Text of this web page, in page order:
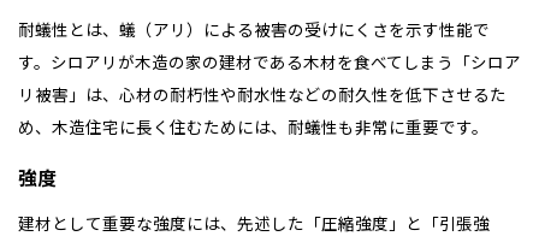
耐蟻性とは、蟻（アリ）による被害の受けにくさを示す性能で
す。シロアリが木造の家の建材である木材を食べてしまう「シロア
リ被害」は、心材の耐朽性や耐水性などの耐久性を低下させるた
め、木造住宅に長く住むためには、耐蟻性も非常に重要です。
強度
建材として重要な強度には、先述した「圧縮強度」と「引張強